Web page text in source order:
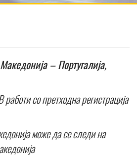
– Португалија,
со претходна регистрација
може да се следи на